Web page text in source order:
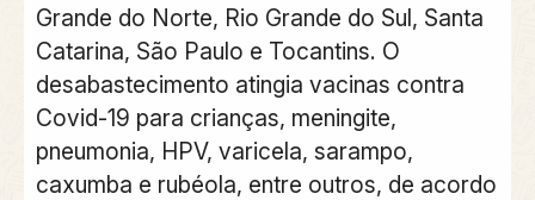
Grande do Norte, Rio Grande do Sul, Santa
Catarina, São Paulo e Tocantins. O
desabastecimento atingia vacinas contra
Covid-19 para crianças, meningite,
pneumonia, HPV, varicela, sarampo,
caxumba e rubéola, entre outros, de acordo